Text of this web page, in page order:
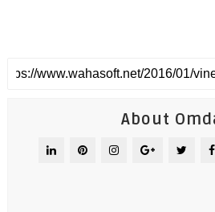
About